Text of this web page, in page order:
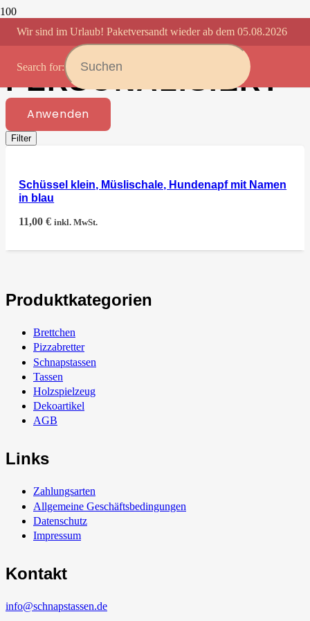
Wir sind im Urlaub! Paketversandt wieder ab dem 05.08.2026
Search for:
MÜSLISCHALE
PERSONALISIERT
Anwenden
Filter
Schüssel klein, Müslischale, Hundenapf mit Namen
in blau
11,00€ inkl. MwSt.
Produktkategorien
Brettchen
Pizzabretter
Schnapstassen
Tassen
Holzspielzeug
Dekoartikel
AGB
Links
Zahlungsarten
Allgemeine Geschäftsbedingungen
Datenschutz
Impressum
Kontakt
info@schnapstassen.de